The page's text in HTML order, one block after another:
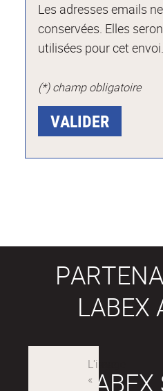
Les adresses emails
conservées. Elles
utilisées pour cet envoi.
(*) champ obligatoire
LABEX
LES